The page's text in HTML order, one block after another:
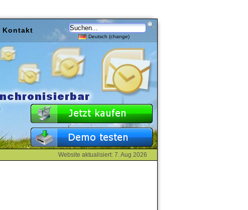
Website aktualisiert: 7. Aug 2026
Kontakt
Deutsch (change)